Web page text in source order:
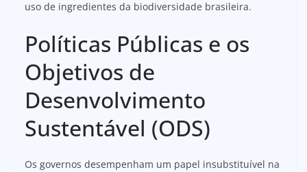
uso de ingredientes da biodiversidade brasileira.
Políticas Públicas e os
Objetivos de
Desenvolvimento
Sustentável (ODS)
Os governos desempenham um papel insubstituível na